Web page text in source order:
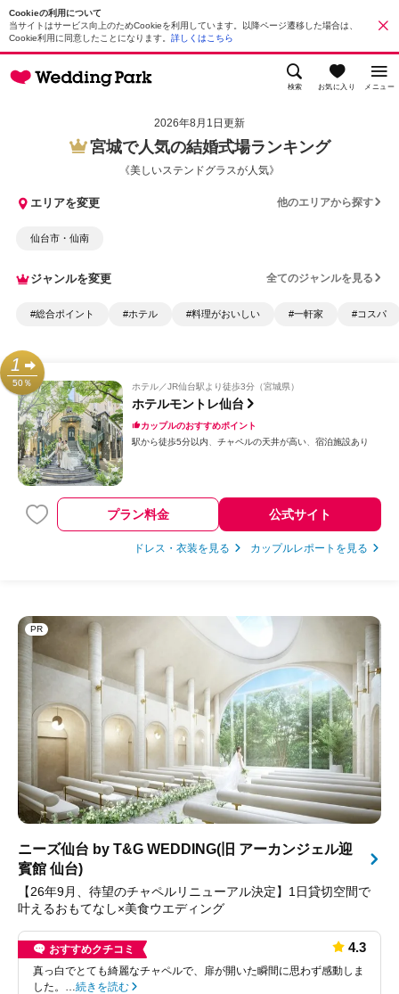
Cookieの利用について
当サイトはサービス向上のためCookieを利用しています。以降ページ遷移した場合は、
Cookie利用に同意したことになります。 詳しくはこちら
検索 お気に入り メニュー
2026年8月1日更新
宮城で人気の結婚式場ランキング
《美しいステンドグラスが人気》
エリアを変更 他のエリアから探す
仙台市・仙南
ジャンルを変更 全てのジャンルを見る
#総合ポイント #ホテル #料理がおいしい #一軒家 #コスパ
1
50％ ホテル JR仙台駅より徒歩3分（宮城県）
ホテルモントレ仙台
カップルのおすすめポイント
駅から徒歩5分以内
チャペルの天井が高い 宿泊施設あり
プラン料金 公式サイト
ドレス・衣装を見る カップルレポートを見る
PR
ニーズ仙台 by T&G WEDDING(旧 アーカンジェル迎
賓館 仙台)
【26年9月、待望のチャペルリニューアル決定】1日貸切空間で
叶えるおもてなし×美食ウエディング
おすすめクチコミ 4.3
真っ白でとても綺麗なチャペルで、扉が開いた瞬間に思わず感動しま
した。… 続きを読む